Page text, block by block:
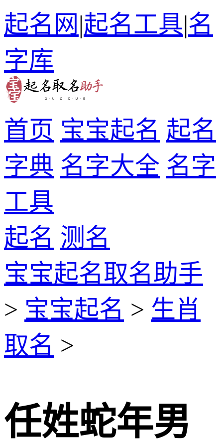
起名网|起名工具|名
字库
首页 宝宝起名 起名
字典 名字大全 名字
工具
起名 测名
宝宝起名取名助手
> 宝宝起名 > 生肖
取名 >
任姓蛇年男